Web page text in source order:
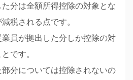
分は全額所得控除の対象とな
税される点です。
員が拠出した分しか控除の対
です。
分については控除されないの